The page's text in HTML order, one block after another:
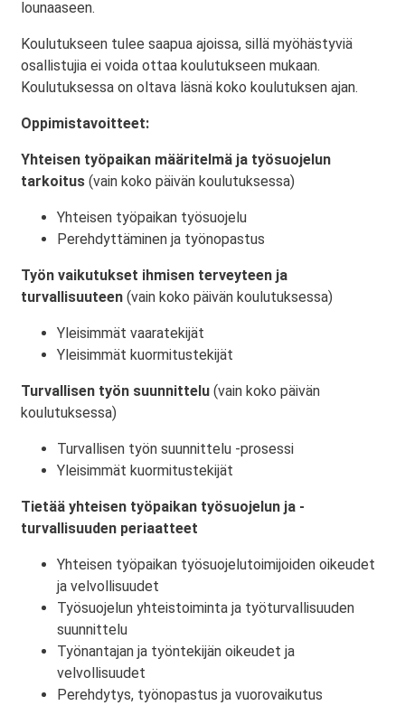
lounaaseen.
Koulutukseen tulee saapua ajoissa, sillä myöhästyviä
osallistujia ei voida ottaa koulutukseen mukaan.
Koulutuksessa on oltava läsnä koko koulutuksen ajan.
Oppimistavoitteet:
Yhteisen työpaikan määritelmä ja työsuojelun
tarkoitus (vain koko päivän koulutuksessa)
Yhteisen työpaikan työsuojelu
Perehdyttäminen ja työnopastus
Työn vaikutukset ihmisen terveyteen ja
turvallisuuteen (vain koko päivän koulutuksessa)
Yleisimmät vaaratekijät
Yleisimmät kuormitustekijät
Turvallisen työn suunnittelu (vain koko päivän
koulutuksessa)
Turvallisen työn suunnittelu -prosessi
Yleisimmät kuormitustekijät
Tietää yhteisen työpaikan työsuojelun ja -
turvallisuuden periaatteet
Yhteisen työpaikan työsuojelutoimijoiden oikeudet
ja velvollisuudet
Työsuojelun yhteistoiminta ja työturvallisuuden
suunnittelu
Työnantajan ja työntekijän oikeudet ja
velvollisuudet
Perehdytys, työnopastus ja vuorovaikutus